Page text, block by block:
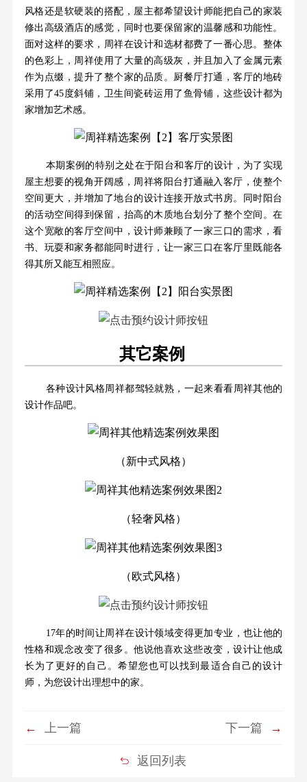
风格还是软硬装的搭配，屋主都希望设计师能把自己的家装
修出高级酒店的感觉，同时也要保留家的温馨感和功能性。
面对这样的要求，周祥在设计和选材都费了一番心思。整体
的色彩上，周祥使用了大量的高级灰，并且加入了金属元素
作为点缀，提升了整个家的品质。厨餐厅打通，客厅的地砖
采用了45度斜铺，卫生间瓷砖运用了鱼骨铺，这些设计都为
家增加艺术感。
本期案例的特别之处在于阳台和客厅的设计，为了实现
屋主想要的视角开阔感，周祥将阳台打通融入客厅，使整个
空间更大，并增加了地台的设计连接开放式书房。同时阳台
的活动空间得到保留，抬高的木质地台划分了整个空间。在
这个宽敞的客厅空间中，设计师兼顾了一家三口的需求，看
书、玩耍和家务都能同时进行，让一家三口在客厅里既能各
得其所又能互相照应。
其它案例
各种设计风格周祥都驾轻就熟，一起来看看周祥其他的
设计作品吧。
（新中式风格）
（轻奢风格）
（欧式风格）
17年的时间让周祥在设计领域变得更加专业，也让他的
性格和观念改变了很多。他说他喜欢这些改变，设计让他成
长为了更好的自己。希望您也可以找到最适合自己的设计
师，为您设计出理想中的家。
← 上一篇 下一篇 →
返回列表